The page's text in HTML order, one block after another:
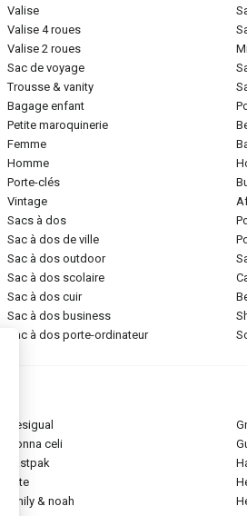
valise
valise 4 roues
valise 2 roues
sac de voyage
trousse & vanity
bagage enfant
petite maroquinerie
femme
homme
porte-clés
vintage
sacs à dos
sac à dos de ville
sac à dos outdoor
sac à dos scolaire
sac à dos cuir
sac à dos business
sac à dos porte-ordinateur
desigual
donna celi
eastpak
elite
emily & noah